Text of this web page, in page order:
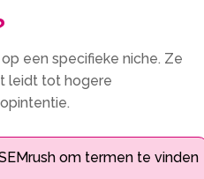
een specifieke niche.​ Ze
leidt tot hogere
om termen te vinden